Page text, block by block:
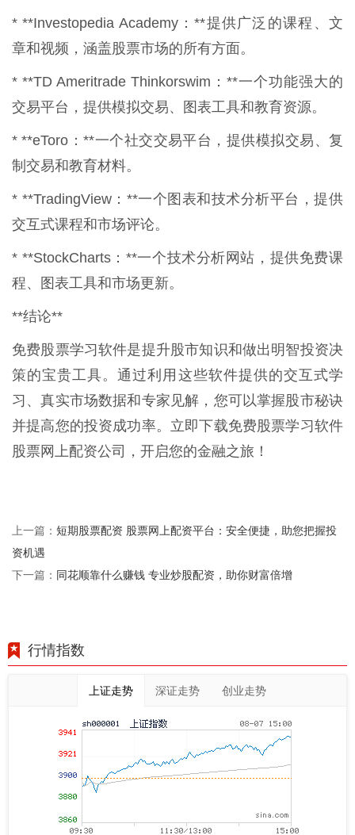
* **Investopedia Academy：**提供广泛的课程、文
章和视频，涵盖股票市场的所有方面。
* **TD Ameritrade Thinkorswim：**一个功能强大的
交易平台，提供模拟交易、图表工具和教育资源。
* **eToro：**一个社交交易平台，提供模拟交易、复
制交易和教育材料。
* **TradingView：**一个图表和技术分析平台，提供
交互式课程和市场评论。
* **StockCharts：**一个技术分析网站，提供免费课
程、图表工具和市场更新。
**结论**
免费股票学习软件是提升股市知识和做出明智投资决
策的宝贵工具。通过利用这些软件提供的交互式学
习、真实市场数据和专家见解，您可以掌握股市秘诀
并提高您的投资成功率。立即下载免费股票学习软件
股票网上配资公司，开启您的金融之旅！
上一篇： 短期股票配资 股票网上配资平台：安全便捷，助您把握投
资机遇
下一篇： 同花顺靠什么赚钱 专业炒股配资，助你财富倍增
行情指数
上证走势 深证走势 创业走势